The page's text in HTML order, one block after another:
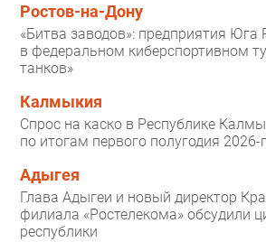
Ростов-на-Дону
«Битва заводов»: предприятия
в федеральном киберспортивном
танков»
Калмыкия
Спрос на каско в Республике
по итогам первого полугодия 2026-
Адыгея
Глава Адыгеи и новый директор
филиала «Ростелекома» обсудили
республики